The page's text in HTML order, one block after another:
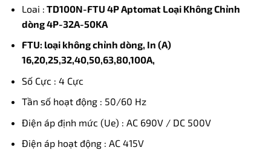
Loai : TD100N-FTU 4P Aptomat Loại Không Chỉnh
dòng 4P-32A-50KA
FTU: loại không chỉnh dòng, In (A)
16,20,25,32,40,50,63,80,100A,
Số Cực : 4 Cực
Tần số hoạt động : 50/60 Hz
Điện áp định mức (Ue) : AC 690V / DC 500V
Điện áp hoạt động : AC 415V